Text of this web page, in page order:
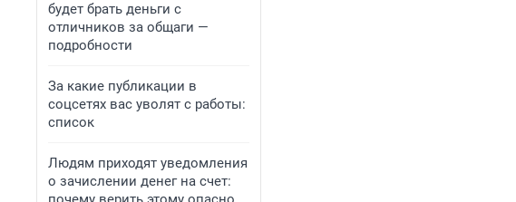
будет брать деньги с
отличников за общаги —
подробности
За какие публикации в
соцсетях вас уволят с работы:
список
Людям приходят уведомления
о зачислении денег на счет: